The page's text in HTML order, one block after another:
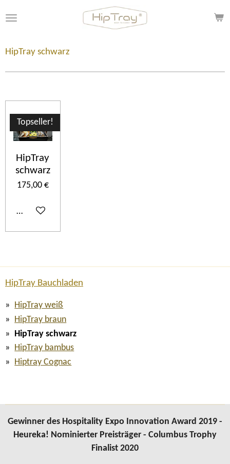
Hauptinhalt
HipTray schwarz
Topseller!
HipTray
schwarz
175,00 €
In den Warenkorb
HipTray Bauchladen
HipTray weiß
HipTray braun
HipTray schwarz
HipTray bambus
Hiptray Cognac
Gewinner des Hospitality Expo Innovation Award 2019 -
Heureka! Nominierter Preisträger - Columbus Trophy
Finalist 2020